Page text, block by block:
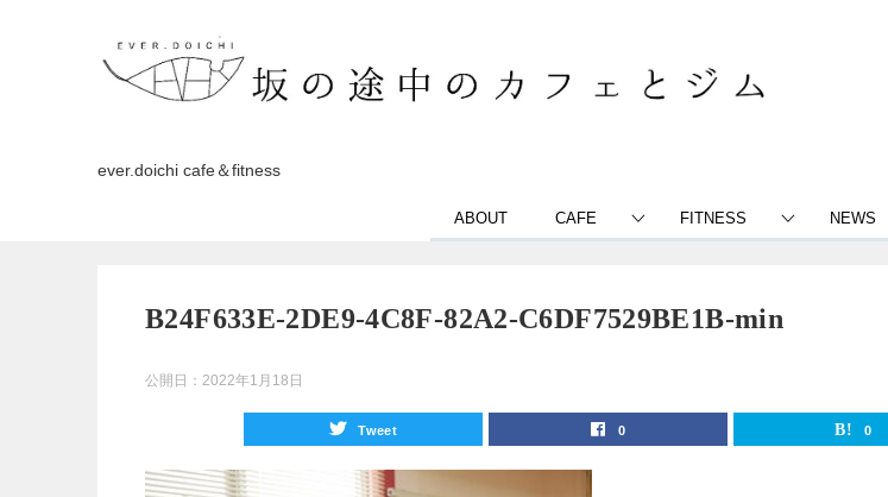
ever.doichi cafe＆fitness
ABOUT CAFE FITNESS NEWS
B24F633E-2DE9-4C8F-82A2-C6DF7529BE1B-min
公開日： 2022年1月18日
Tweet 0 0